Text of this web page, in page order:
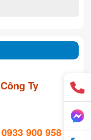
Công Ty
0933 900 958